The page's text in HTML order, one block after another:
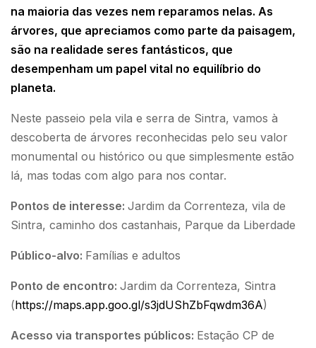
na maioria das vezes nem reparamos nelas. As
árvores, que apreciamos como parte da paisagem,
são na realidade seres fantásticos, que
desempenham um papel vital no equilíbrio do
planeta.
Neste passeio pela vila e serra de Sintra, vamos à
descoberta de árvores reconhecidas pelo seu valor
monumental ou histórico ou que simplesmente estão
lá, mas todas com algo para nos contar.
Pontos de interesse: Jardim da Correnteza, vila de
Sintra, caminho dos castanhais, Parque da Liberdade
Público-alvo: Famílias e adultos
Ponto de encontro: Jardim da Correnteza, Sintra
(https://maps.app.goo.gl/s3jdUShZbFqwdm36A)
Acesso via transportes públicos: Estação CP de